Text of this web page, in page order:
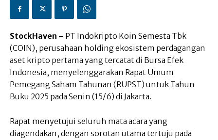
StockHaven – PT Indokripto Koin Semesta Tbk
(COIN), perusahaan holding ekosistem perdagangan
aset kripto pertama yang tercatat di Bursa Efek
Indonesia, menyelenggarakan Rapat Umum
Pemegang Saham Tahunan (RUPST) untuk Tahun
Buku 2025 pada Senin (15/6) di Jakarta.
Rapat menyetujui seluruh mata acara yang
diagendakan, dengan sorotan utama tertuju pada